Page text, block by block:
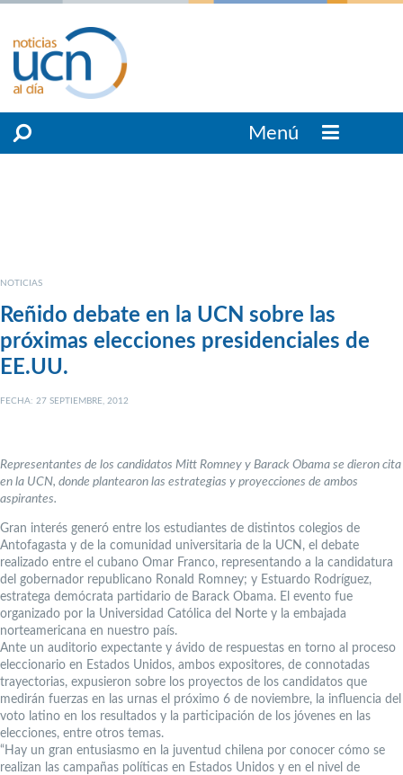
Menú
NOTICIAS
Reñido debate en la UCN sobre las
próximas elecciones presidenciales de
EE.UU.
FECHA: 27 SEPTIEMBRE, 2012
Representantes de los candidatos Mitt Romney y Barack Obama se dieron cita
en la UCN, donde plantearon las estrategias y proyecciones de ambos
aspirantes.
Gran interés generó entre los estudiantes de distintos colegios de
Antofagasta y de la comunidad universitaria de la UCN, el debate
realizado entre el cubano Omar Franco, representando a la candidatura
del gobernador republicano Ronald Romney; y Estuardo Rodríguez,
estratega demócrata partidario de Barack Obama. El evento fue
organizado por la Universidad Católica del Norte y la embajada
norteamericana en nuestro país.
Ante un auditorio expectante y ávido de respuestas en torno al proceso
eleccionario en Estados Unidos, ambos expositores, de connotadas
trayectorias, expusieron sobre los proyectos de los candidatos que
medirán fuerzas en las urnas el próximo 6 de noviembre, la influencia del
voto latino en los resultados y la participación de los jóvenes en las
elecciones, entre otros temas.
“Hay un gran entusiasmo en la juventud chilena por conocer cómo se
realizan las campañas políticas en Estados Unidos y en el nivel de